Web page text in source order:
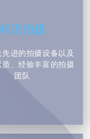
观众传达特
到预期效
以下将详细阐
果。例如，如
力的风格，采
精湛拍摄
先进的拍摄设备以及
质、经验丰富的拍摄
团队